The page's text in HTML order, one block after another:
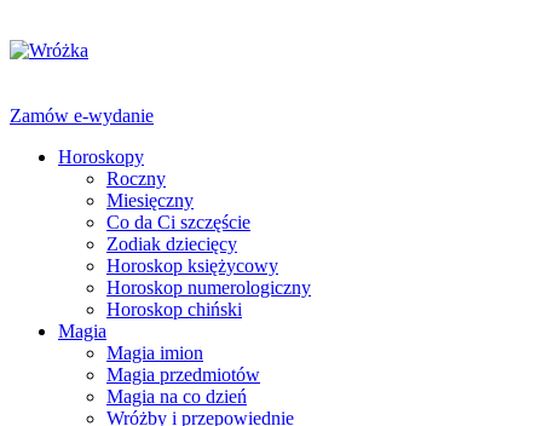
Zamów e-wydanie
Horoskopy
Roczny
Miesięczny
Co da Ci szczęście
Zodiak dziecięcy
Horoskop księżycowy
Horoskop numerologiczny
Horoskop chiński
Magia
Magia imion
Magia przedmiotów
Magia na co dzień
Wróżby i przepowiednie